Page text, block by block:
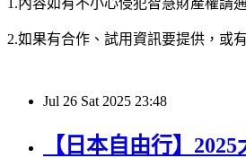
2.如果有合作、試用資訊要提供，或
Jul 26 Sat 2025 23:48
【日本自由行】